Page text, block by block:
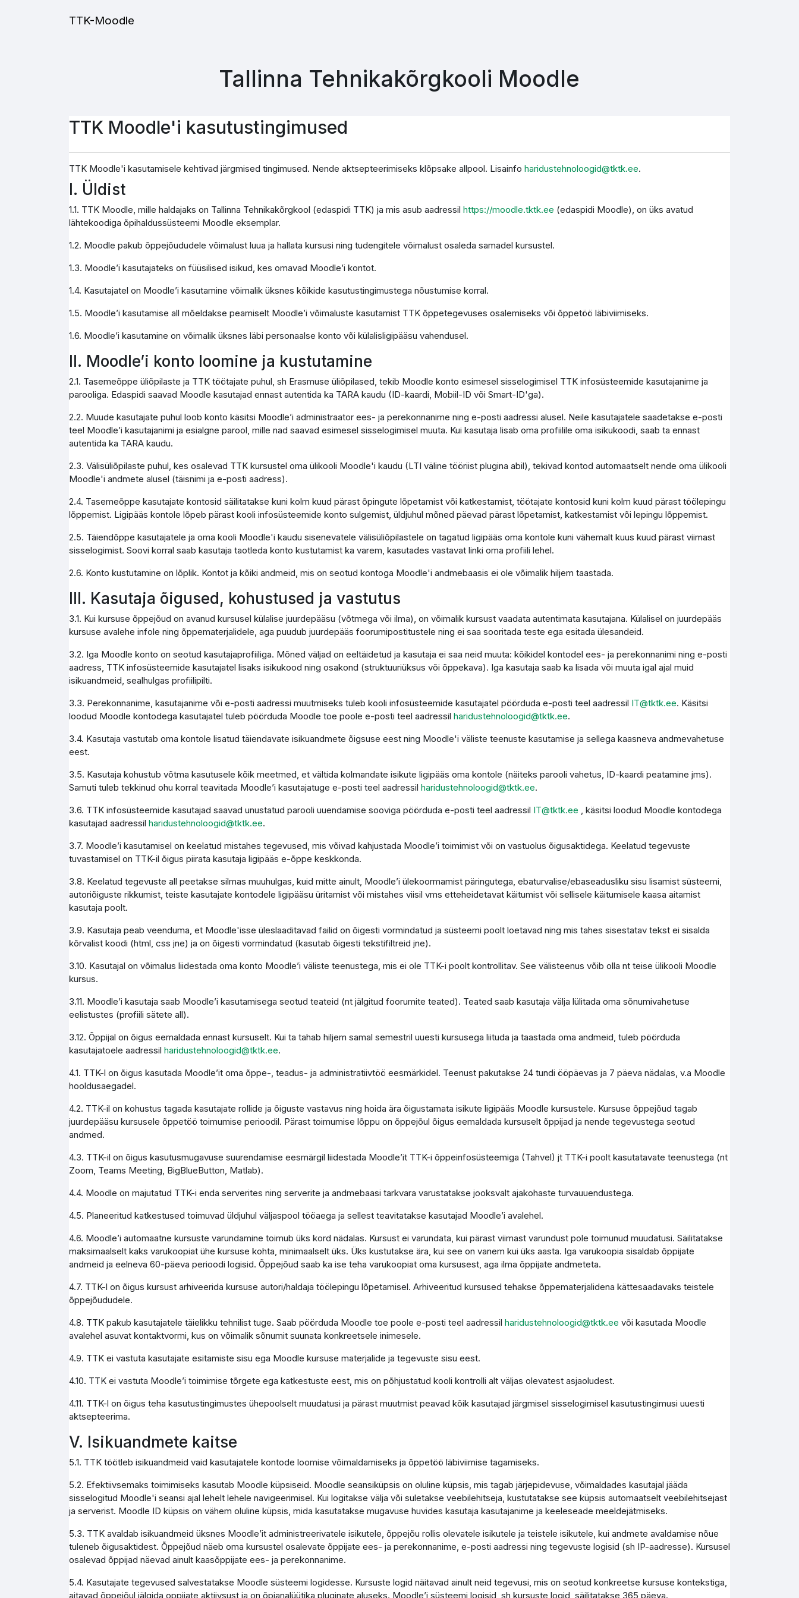
TTK-Moodle
Tallinna Tehnikakõrgkooli Moodle
TTK Moodle'i kasutustingimused
TTK Moodle'i kasutamisele kehtivad järgmised tingimused. Nende aktsepteerimiseks klõpsake allpool. Lisainfo haridustehnoloogid@tktk.ee.
I. Üldist
1.1. TTK Moodle, mille haldajaks on Tallinna Tehnikakõrgkool (edaspidi TTK) ja mis asub aadressil https://moodle.tktk.ee (edaspidi Moodle), on üks avatud
lähtekoodiga õpihaldussüsteemi Moodle eksemplar.
1.2. Moodle pakub õppejõududele võimalust luua ja hallata kursusi ning tudengitele võimalust osaleda samadel kursustel.
1.3. Moodle’i kasutajateks on füüsilised isikud, kes omavad Moodle’i kontot.
1.4. Kasutajatel on Moodle’i kasutamine võimalik üksnes kõikide kasutustingimustega nõustumise korral.
1.5. Moodle’i kasutamise all mõeldakse peamiselt Moodle’i võimaluste kasutamist TTK õppetegevuses osalemiseks või õppetöö läbiviimiseks.
1.6. Moodle’i kasutamine on võimalik üksnes läbi personaalse konto või külalisligipääsu vahendusel.
II. Moodle’i konto loomine ja kustutamine
2.1. Tasemeõppe üliõpilaste ja TTK töötajate puhul, sh Erasmuse üliõpilased, tekib Moodle konto esimesel sisselogimisel TTK infosüsteemide kasutajanime ja
parooliga. Edaspidi saavad Moodle kasutajad ennast autentida ka TARA kaudu (ID-kaardi, Mobiil-ID või Smart-ID'ga).
2.2. Muude kasutajate puhul loob konto käsitsi Moodle’i administraator ees- ja perekonnanime ning e-posti aadressi alusel. Neile kasutajatele saadetakse e-posti
teel Moodle’i kasutajanimi ja esialgne parool, mille nad saavad esimesel sisselogimisel muuta. Kui kasutaja lisab oma profiilile oma isikukoodi, saab ta ennast
autentida ka TARA kaudu.
2.3. Välisüliõpilaste puhul, kes osalevad TTK kursustel oma ülikooli Moodle'i kaudu (LTI väline tööriist plugina abil), tekivad kontod automaatselt nende oma ülikooli
Moodle'i andmete alusel (täisnimi ja e-posti aadress).
2.4. Tasemeõppe kasutajate kontosid säilitatakse kuni kolm kuud pärast õpingute lõpetamist või katkestamist, töötajate kontosid kuni kolm kuud pärast töölepingu
lõppemist. Ligipääs kontole lõpeb pärast kooli infosüsteemide konto sulgemist, üldjuhul mõned päevad pärast lõpetamist, katkestamist või lepingu lõppemist.
2.5. Täiendõppe kasutajatele ja oma kooli Moodle'i kaudu sisenevatele välisüliõpilastele on tagatud ligipääs oma kontole kuni vähemalt kuus kuud pärast viimast
sisselogimist. Soovi korral saab kasutaja taotleda konto kustutamist ka varem, kasutades vastavat linki oma profiili lehel.
2.6. Konto kustutamine on lõplik. Kontot ja kõiki andmeid, mis on seotud kontoga Moodle'i andmebaasis ei ole võimalik hiljem taastada.
III. Kasutaja õigused, kohustused ja vastutus
3.1. Kui kursuse õppejõud on avanud kursusel külalise juurdepääsu (võtmega või ilma), on võimalik kursust vaadata autentimata kasutajana. Külalisel on juurdepääs
kursuse avalehe infole ning õppematerjalidele, aga puudub juurdepääs foorumipostitustele ning ei saa sooritada teste ega esitada ülesandeid.
3.2. Iga Moodle konto on seotud kasutajaprofiiliga. Mõned väljad on eeltäidetud ja kasutaja ei saa neid muuta: kõikidel kontodel ees- ja perekonnanimi ning e-posti
aadress, TTK infosüsteemide kasutajatel lisaks isikukood ning osakond (struktuuriüksus või õppekava). Iga kasutaja saab ka lisada või muuta igal ajal muid
isikuandmeid, sealhulgas profiilipilti.
3.3. Perekonnanime, kasutajanime või e-posti aadressi muutmiseks tuleb kooli infosüsteemide kasutajatel pöörduda e-posti teel aadressil IT@tktk.ee. Käsitsi
loodud Moodle kontodega kasutajatel tuleb pöörduda Moodle toe poole e-posti teel aadressil haridustehnoloogid@tktk.ee.
3.4. Kasutaja vastutab oma kontole lisatud täiendavate isikuandmete õigsuse eest ning Moodle'i väliste teenuste kasutamise ja sellega kaasneva andmevahetuse
eest.
3.5. Kasutaja kohustub võtma kasutusele kõik meetmed, et vältida kolmandate isikute ligipääs oma kontole (näiteks parooli vahetus, ID-kaardi peatamine jms).
Samuti tuleb tekkinud ohu korral teavitada Moodle’i kasutajatuge e-posti teel aadressil haridustehnoloogid@tktk.ee.
3.6. TTK infosüsteemide kasutajad saavad unustatud parooli uuendamise sooviga pöörduda e-posti teel aadressil IT@tktk.ee , käsitsi loodud Moodle kontodega
kasutajad aadressil haridustehnoloogid@tktk.ee.
3.7. Moodle’i kasutamisel on keelatud mistahes tegevused, mis võivad kahjustada Moodle’i toimimist või on vastuolus õigusaktidega. Keelatud tegevuste
tuvastamisel on TTK-il õigus piirata kasutaja ligipääs e-õppe keskkonda.
3.8. Keelatud tegevuste all peetakse silmas muuhulgas, kuid mitte ainult, Moodle’i ülekoormamist päringutega, ebaturvalise/ebaseadusliku sisu lisamist süsteemi,
autoriõiguste rikkumist, teiste kasutajate kontodele ligipääsu üritamist või mistahes viisil vms etteheidetavat käitumist või sellisele käitumisele kaasa aitamist
kasutaja poolt.
3.9. Kasutaja peab veenduma, et Moodle'isse üleslaaditavad failid on õigesti vormindatud ja süsteemi poolt loetavad ning mis tahes sisestatav tekst ei sisalda
kõrvalist koodi (html, css jne) ja on õigesti vormindatud (kasutab õigesti tekstifiltreid jne).
3.10. Kasutajal on võimalus liidestada oma konto Moodle’i väliste teenustega, mis ei ole TTK-i poolt kontrollitav. See välisteenus võib olla nt teise ülikooli Moodle
kursus.
3.11. Moodle’i kasutaja saab Moodle’i kasutamisega seotud teateid (nt jälgitud foorumite teated). Teated saab kasutaja välja lülitada oma sõnumivahetuse
eelistustes (profiili sätete all).
3.12. Õppijal on õigus eemaldada ennast kursuselt. Kui ta tahab hiljem samal semestril uuesti kursusega liituda ja taastada oma andmeid, tuleb pöörduda
kasutajatoele aadressil haridustehnoloogid@tktk.ee.
4.1. TTK-l on õigus kasutada Moodle’it oma õppe-, teadus- ja administratiivtöö eesmärkidel. Teenust pakutakse 24 tundi ööpäevas ja 7 päeva nädalas, v.a Moodle
hooldusaegadel.
4.2. TTK-il on kohustus tagada kasutajate rollide ja õiguste vastavus ning hoida ära õigustamata isikute ligipääs Moodle kursustele. Kursuse õppejõud tagab
juurdepääsu kursusele õppetöö toimumise perioodil. Pärast toimumise lõppu on õppejõul õigus eemaldada kursuselt õppijad ja nende tegevustega seotud
andmed.
4.3. TTK-il on õigus kasutusmugavuse suurendamise eesmärgil liidestada Moodle’it TTK-i õppeinfosüsteemiga (Tahvel) jt TTK-i poolt kasutatavate teenustega (nt
Zoom, Teams Meeting, BigBlueButton, Matlab).
4.4. Moodle on majutatud TTK-i enda serverites ning serverite ja andmebaasi tarkvara varustatakse jooksvalt ajakohaste turvauuendustega.
4.5. Planeeritud katkestused toimuvad üldjuhul väljaspool tööaega ja sellest teavitatakse kasutajad Moodle’i avalehel.
4.6. Moodle’i automaatne kursuste varundamine toimub üks kord nädalas. Kursust ei varundata, kui pärast viimast varundust pole toimunud muudatusi. Säilitatakse
maksimaalselt kaks varukoopiat ühe kursuse kohta, minimaalselt üks. Üks kustutakse ära, kui see on vanem kui üks aasta. Iga varukoopia sisaldab õppijate
andmeid ja eelneva 60-päeva perioodi logisid. Õppejõud saab ka ise teha varukoopiat oma kursusest, aga ilma õppijate andmeteta.
4.7. TTK-l on õigus kursust arhiveerida kursuse autori/haldaja töölepingu lõpetamisel. Arhiveeritud kursused tehakse õppematerjalidena kättesaadavaks teistele
õppejõududele.
4.8. TTK pakub kasutajatele täielikku tehnilist tuge. Saab pöörduda Moodle toe poole e-posti teel aadressil haridustehnoloogid@tktk.ee või kasutada Moodle
avalehel asuvat kontaktvormi, kus on võimalik sõnumit suunata konkreetsele inimesele.
4.9. TTK ei vastuta kasutajate esitamiste sisu ega Moodle kursuse materjalide ja tegevuste sisu eest.
4.10. TTK ei vastuta Moodle’i toimimise tõrgete ega katkestuste eest, mis on põhjustatud kooli kontrolli alt väljas olevatest asjaoludest.
4.11. TTK-l on õigus teha kasutustingimustes ühepoolselt muudatusi ja pärast muutmist peavad kõik kasutajad järgmisel sisselogimisel kasutustingimusi uuesti
aktsepteerima.
V. Isikuandmete kaitse
5.1. TTK töötleb isikuandmeid vaid kasutajatele kontode loomise võimaldamiseks ja õppetöö läbiviimise tagamiseks.
5.2. Efektiivsemaks toimimiseks kasutab Moodle küpsiseid. Moodle seansiküpsis on oluline küpsis, mis tagab järjepidevuse, võimaldades kasutajal jääda
sisselogitud Moodle'i seansi ajal lehelt lehele navigeerimisel. Kui logitakse välja või suletakse veebilehitseja, kustutatakse see küpsis automaatselt veebilehitsejast
ja serverist. Moodle ID küpsis on vähem oluline küpsis, mida kasutatakse mugavuse huvides kasutaja kasutajanime ja keeleseade meeldejätmiseks.
5.3. TTK avaldab isikuandmeid üksnes Moodle’it administreerivatele isikutele, õppejõu rollis olevatele isikutele ja teistele isikutele, kui andmete avaldamise nõue
tuleneb õigusaktidest. Õppejõud näeb oma kursustel osalevate õppijate ees- ja perekonnanime, e-posti aadressi ning tegevuste logisid (sh IP-aadresse). Kursusel
osalevad õppijad näevad ainult kaasõppijate ees- ja perekonnanime.
5.4. Kasutajate tegevused salvestatakse Moodle süsteemi logidesse. Kursuste logid näitavad ainult neid tegevusi, mis on seotud konkreetse kursuse kontekstiga,
aitavad õppejõul jälgida oppijate aktiivsust ja on õpianalüütika pluginate aluseks. Moodle’i süsteemi logisid, sh kursuste logid, säilitatakse 365 päeva.